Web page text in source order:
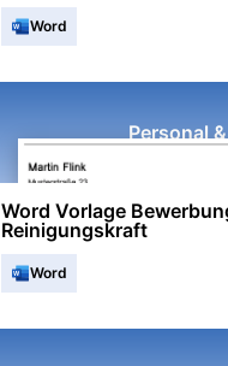
Word
Personal
Word Vorlage
Reinigungskraft
Word